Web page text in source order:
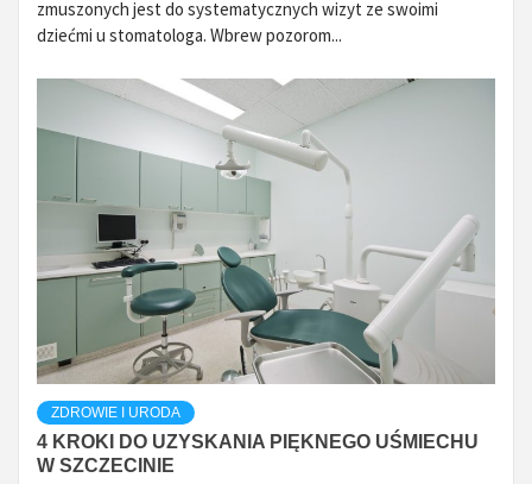
zmuszonych jest do systematycznych wizyt ze swoimi
dziećmi u stomatologa. Wbrew pozorom...
ZDROWIE I URODA
4 KROKI DO UZYSKANIA PIĘKNEGO UŚMIECHU
W SZCZECINIE